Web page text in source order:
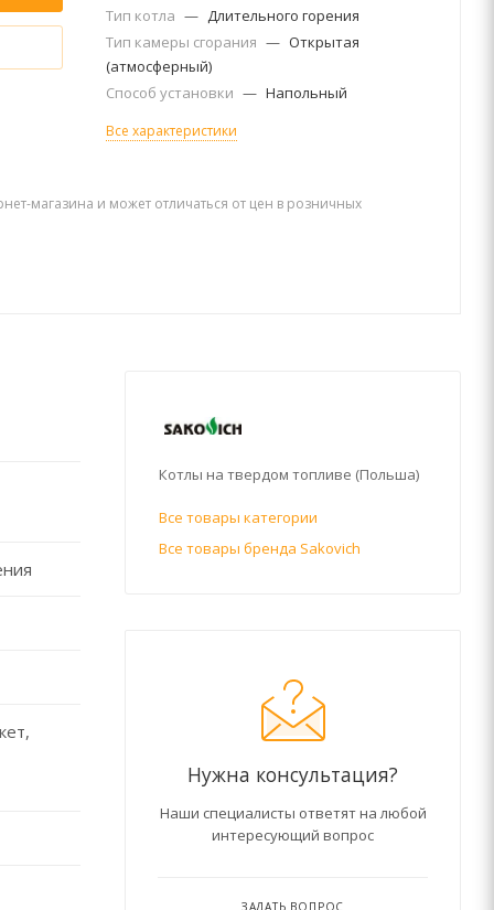
Тип котла — Длительного горения
Тип камеры сгорания — Открытая
(атмосферный)
Способ установки — Напольный
Все характеристики
магазина и может отличаться от цен в розничных
Котлы на твердом топливе (Польша)
Все товары категории
Все товары бренда Sakovich
Нужна консультация?
Наши специалисты ответят на любой
интересующий вопрос
ЗАДАТЬ ВОПРОС